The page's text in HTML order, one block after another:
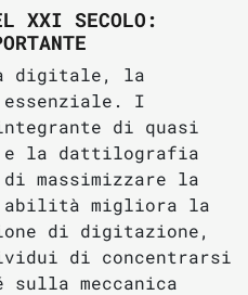
XXI SECOLO:
digitale, la
I
di quasi
la dattilografia
massimizzare la
abilità migliora la
di digitazione,
di concentrarsi
sulla meccanica